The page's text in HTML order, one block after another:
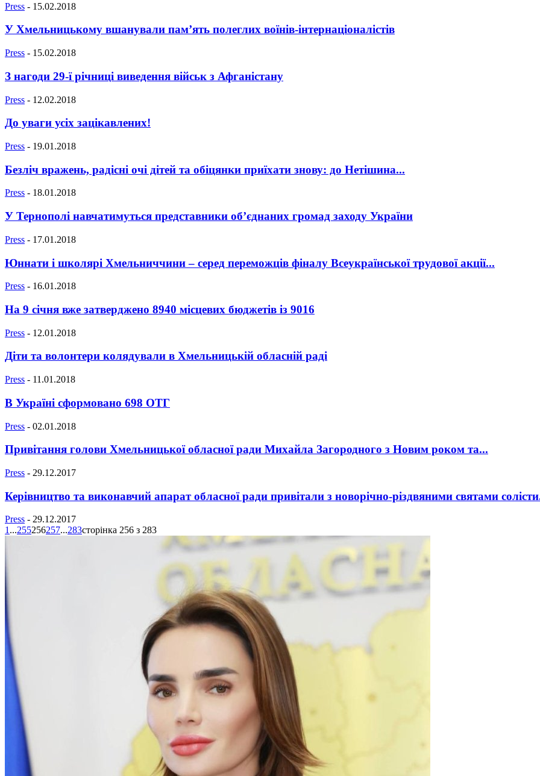
Press - 15.02.2018
У Хмельницькому вшанували пам’ять полеглих воїнів-інтернаціоналістів
Press - 15.02.2018
З нагоди 29-ї річниці виведення військ з Афганістану
Press - 12.02.2018
До уваги усіх зацікавлених!
Press - 19.01.2018
Безліч вражень, радісні очі дітей та обіцянки приїхати знову: до Нетішина...
Press - 18.01.2018
У Тернополі навчатимуться представники об’єднаних громад заходу України
Press - 17.01.2018
Юннати і школярі Хмельниччини – серед переможців фіналу Всеукраїнської трудової акції...
Press - 16.01.2018
На 9 січня вже затверджено 8940 місцевих бюджетів із 9016
Press - 12.01.2018
Діти та волонтери колядували в Хмельницькій обласній раді
Press - 11.01.2018
В Україні сформовано 698 ОТГ
Press - 02.01.2018
Привітання голови Хмельницької обласної ради Михайла Загородного з Новим роком та...
Press - 29.12.2017
Керівництво та виконавчий апарат обласної ради привітали з новорічно-різдвяними святами
Press - 29.12.2017
1...255256257...283сторінка 256 з 283